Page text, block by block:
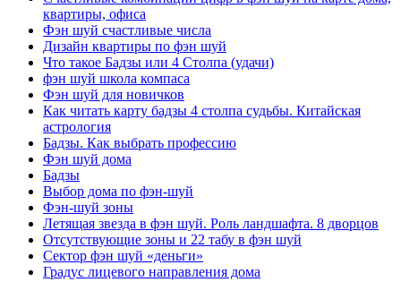
квартиры, офиса
Фэн шуй счастливые числа
Дизайн квартиры по фэн шуй
Что такое Бадзы или 4 Столпа (удачи)
фэн шуй школа компаса
Фэн шуй для новичков
Как читать карту бадзы 4 столпа судьбы. Китайская
астрология
Бадзы. Как выбрать профессию
Фэн шуй дома
Бадзы
Выбор дома по фэн-шуй
Фэн-шуй зоны
Летящая звезда в фэн шуй. Роль ландшафта. 8 дворцов
Отсутствующие зоны и 22 табу в фэн шуй
Сектор фэн шуй «деньги»
Градус лицевого направления дома